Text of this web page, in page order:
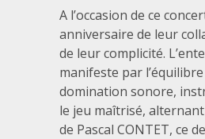
A l’occasion de ce
anniversaire de leur
de leur complicité.
manifeste par
domination sonore,
le jeu maîtrisé,
de Pascal CONTET, ce